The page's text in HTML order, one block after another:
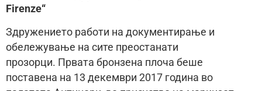
Firenze“
Здружението работи на документирање и
обележување на сите преостанати
прозорци. Првата бронзена плоча беше
поставена на 13 декември 2017 година во